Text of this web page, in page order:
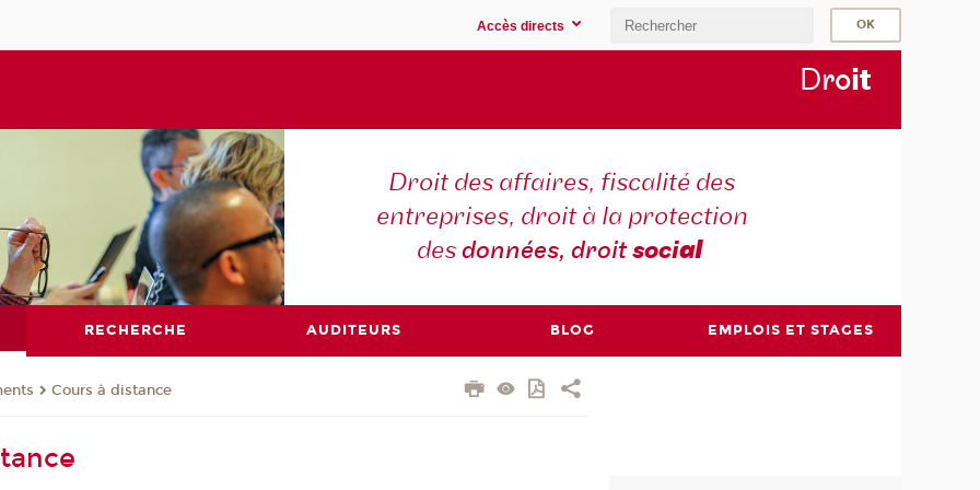
Accès directs
Droit
Droit des affaires, fiscalité des
entreprises, droit à la protection
desdonnées, droitsocial
RECHERCHE AUDITEURS BLOG EMPLOIS ET STAGES
Cours à distance